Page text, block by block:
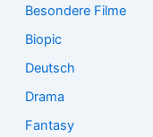
Besondere Filme
Biopic
Deutsch
Drama
Fantasy